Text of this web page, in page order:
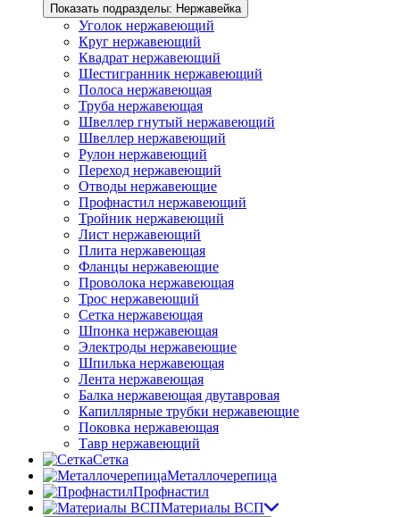
Показать подразделы: Нержавейка
Уголок нержавеющий
Круг нержавеющий
Квадрат нержавеющий
Шестигранник нержавеющий
Полоса нержавеющая
Труба нержавеющая
Швеллер гнутый нержавеющий
Швеллер нержавеющий
Рулон нержавеющий
Переход нержавеющий
Отводы нержавеющие
Профнастил нержавеющий
Тройник нержавеющий
Лист нержавеющий
Плита нержавеющая
Фланцы нержавеющие
Проволока нержавеющая
Трос нержавеющий
Сетка нержавеющая
Шпонка нержавеющая
Электроды нержавеющие
Шпилька нержавеющая
Лента нержавеющая
Балка нержавеющая двутавровая
Капиллярные трубки нержавеющие
Поковка нержавеющая
Тавр нержавеющий
Сетка
Металлочерепица
Профнастил
Материалы ВСП